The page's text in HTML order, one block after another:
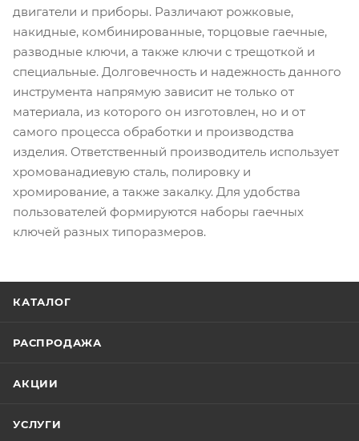
двигатели и приборы. Различают рожковые,
накидные, комбинированные, торцовые гаечные,
разводные ключи, а также ключи с трещоткой и
специальные. Долговечность и надежность данного
инструмента напрямую зависит не только от
материала, из которого он изготовлен, но и от
самого процесса обработки и производства
изделия. Ответственный производитель использует
хромованадиевую сталь, полировку и
хромирование, а также закалку. Для удобства
пользователей формируются наборы гаечных
ключей разных типоразмеров.
КАТАЛОГ
РАСПРОДАЖА
АКЦИИ
УСЛУГИ